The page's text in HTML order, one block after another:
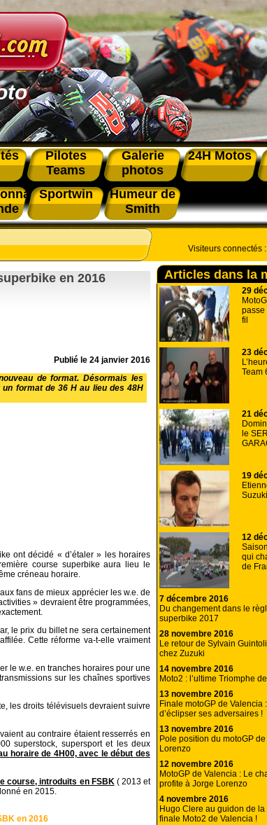
Pilotes
Teams
Galerie
photos
24H Motos
Sportwin
Humeur de
Smith
en 2016
Publié le 24 janvier 2016
de format. Désormais les
format de 36 H au lieu des 48H
ont décidé « d’étaler » les horaires
course superbike aura lieu le
créneau horaire.
fans de mieux apprécier les w.e. de
» devraient être programmées,
le prix du billet ne sera certainement
Cette réforme va-t-elle vraiment
le w.e. en tranches horaires pour une
sur les chaînes sportives
les droits télévisuels devraient suivre
au contraire étaient resserrés en
superstock, supersport et les deux
horaire de 4H00, avec le début des
course, introduits en FSBK( 2013 et
en 2015.
en 2016
Visiteurs connectés :
Articles dans la
29
passe
fil
23
Team
21
le
19
12
qui
de
7 décembre 2016
Du changement dans le
superbike 2017
28 novembre 2016
Le retour de Sylvain
chez Zuzuki
14 novembre 2016
Moto2 : l’ultime Triomphe
13 novembre 2016
Finale motoGP de Valencia
d’éclipser ses adversaires !
13 novembre 2016
Pole position du motoGP
Lorenzo
12 novembre 2016
MotoGP de Valencia : Le
profite à Jorge Lorenzo
4 novembre 2016
Hugo Clere au guidon de
finale Moto2 de Valencia !